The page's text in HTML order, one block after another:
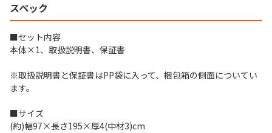
スペック
■セット内容
本体×1、取扱説明書、保証書
※取扱説明書と保証書はPP袋に入って、梱包箱の側面についてい
ます。
■サイズ
(約)幅97×長さ195×厚4(中材3)cm